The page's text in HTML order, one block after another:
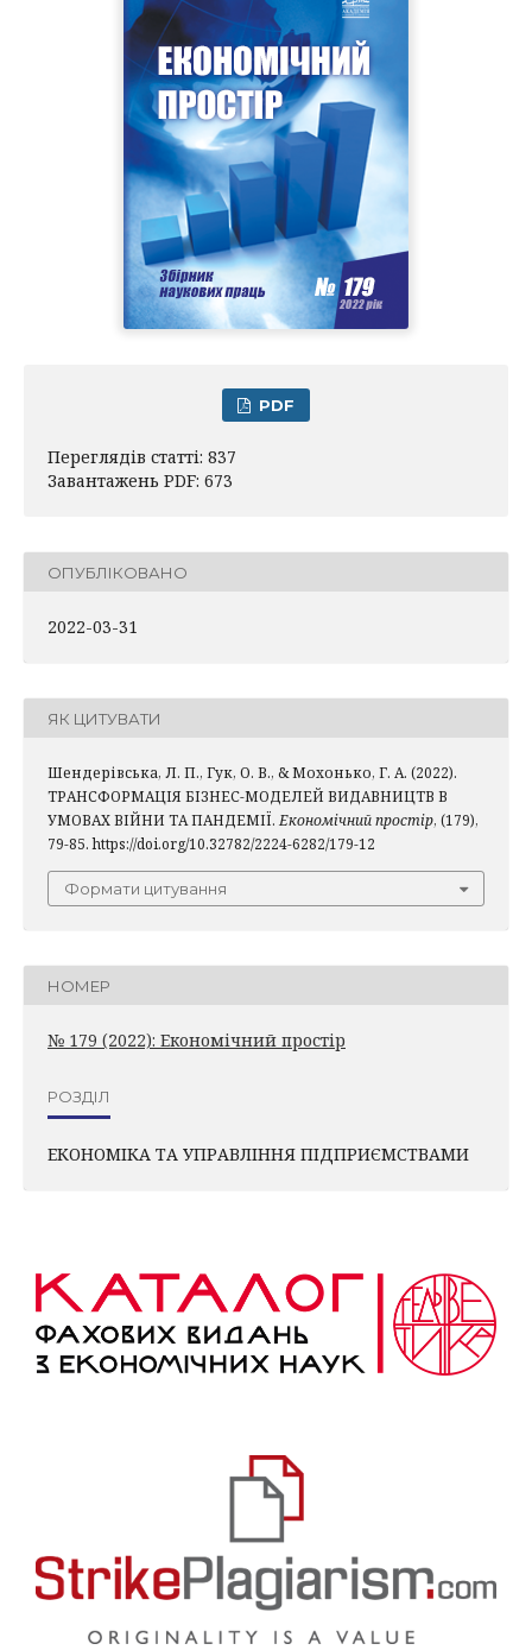
PDF
Переглядів статті: 837
Завантажень PDF: 673
ОПУБЛІКОВАНО
2022-03-31
ЯК ЦИТУВАТИ
Шендерівська, Л. П., Гук, О. В., & Мохонько, Г. А. (2022).
ТРАНСФОРМАЦІЯ БІЗНЕС-МОДЕЛЕЙ ВИДАВНИЦТВ В
УМОВАХ ВІЙНИ ТА ПАНДЕМІЇ. Економічний простір, (179),
79-85. https://doi.org/10.32782/2224-6282/179-12
Формати цитування
НОМЕР
№ 179 (2022): Економічний простір
РОЗДІЛ
ЕКОНОМІКА ТА УПРАВЛІННЯ ПІДПРИЄМСТВАМИ